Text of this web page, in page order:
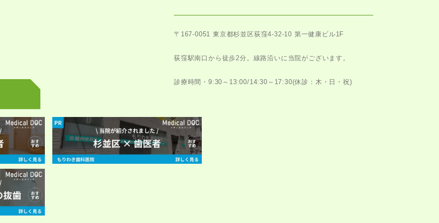
〒167-0051 東京都杉並区荻窪4-32-10 第一健康ビル1F
荻窪駅南口から徒歩2分。 線路沿いに当院がございます。
診療時間・9:30～13:00/14:30～17:30(休診：木・日・祝)